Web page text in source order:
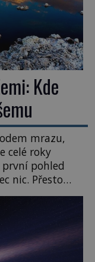
Kde
mrazu,
celé roky
pohled
nic. Přesto
které
nález mění
příroda a